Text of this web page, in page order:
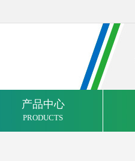
产品中心
PRODUCTS